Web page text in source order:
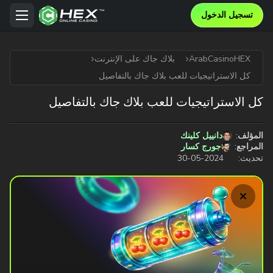
تسجيل الدخول
ArabCasinoHEX
بلاك جاك على الإنترنت
كل الاستراتيجيات للعب بلاك جاك بالتفاصيل
كل الاستراتيجيات للعب بلاك جاك بالتفاصيل
المؤلف:
دانييل كلينك
المراجع:
جورج كسار
تحديث:
2024-05-30